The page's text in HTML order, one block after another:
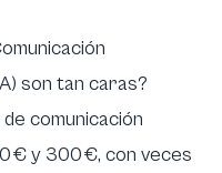
son tan caras?
comunicación
€ y 300 €, con veces